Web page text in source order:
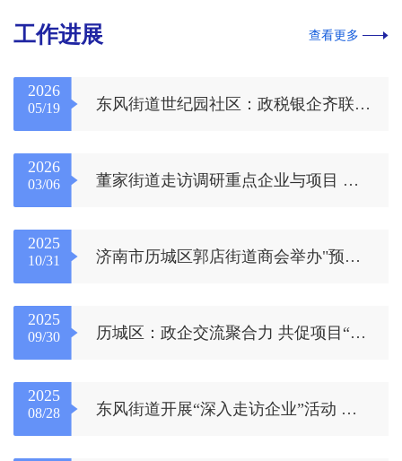
工作进展 查看更多
2026
05/19 东风街道世纪园社区：政税银企齐联动 精准服务暖商圈
2026
03/06 董家街道走访调研重点企业与项目 凝心聚力助力新年开好局
2025
10/31 济南市历城区郭店街道商会举办"预防劳动争议,构建和谐劳动关系"专题讲座
2025
09/30 历城区：政企交流聚合力 共促项目“加速跑”
2025
08/28 东风街道开展“深入走访企业”活动 多措并举持续优化营商环境